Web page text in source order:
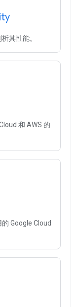
其性能。
和 AWS 的
Google Cloud